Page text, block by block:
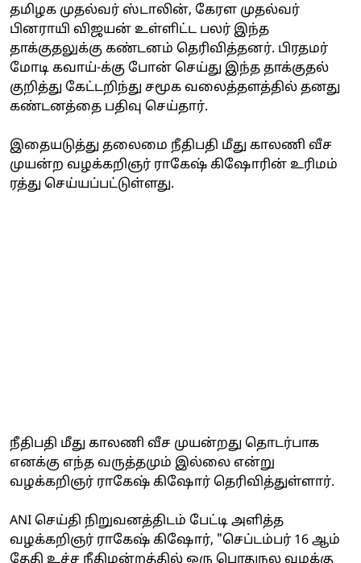
தமிழக முதல்வர் ஸ்டாலின், கேரள முதல்வர்
பினராயி விஜயன் உள்ளிட்ட பலர் இந்த
தாக்குதலுக்கு கண்டனம் தெரிவித்தனர். பிரதமர்
மோடி கவாய்-க்கு போன் செய்து இந்த தாக்குதல்
குறித்து கேட்டறிந்து சமூக வலைத்தளத்தில் தனது
கண்டனத்தை பதிவு செய்தார்.
இதையடுத்து தலைமை நீதிபதி மீது காலணி வீச
முயன்ற வழக்கறிஞர் ராகேஷ் கிஷோரின் உரிமம்
ரத்து செய்யப்பட்டுள்ளது.
நீதிபதி மீது காலணி வீச முயன்றது தொடர்பாக
எனக்கு எந்த வருத்தமும் இல்லை என்று
வழக்கறிஞர் ராகேஷ் கிஷோர் தெரிவித்துள்ளார்.
ANI செய்தி நிறுவனத்திடம் பேட்டி அளித்த
வழக்கறிஞர் ராகேஷ் கிஷோர், "செப்டம்பர் 16 ஆம்
தேதி உச்ச நீதிமன்றத்தில் ஒரு பொதுநல வழக்கு